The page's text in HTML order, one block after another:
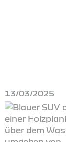
13/03/2025